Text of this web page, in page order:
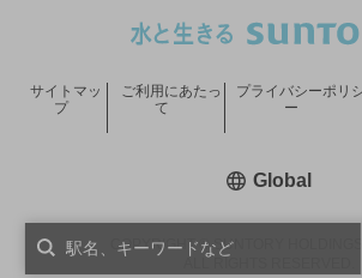
COPYRIGHT © SUNTORY
サイトマッ
プ
ご利用にあたっ
て
プライバシーポリ
ー
Global新し